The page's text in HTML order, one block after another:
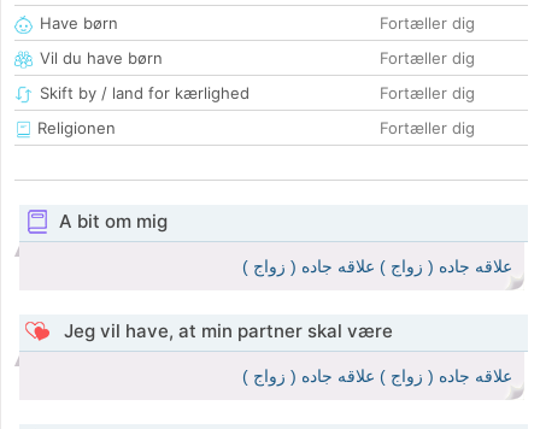
Have børn
Fortæller dig
Vil du have børn
Fortæller dig
Skift by / land for kærlighed
Fortæller dig
Religionen
Fortæller dig
A bit om mig
علاقه جاده ( زواج ) علاقه جاده ( زواج )
Jeg vil have, at min partner skal være
علاقه جاده ( زواج ) علاقه جاده ( زواج )